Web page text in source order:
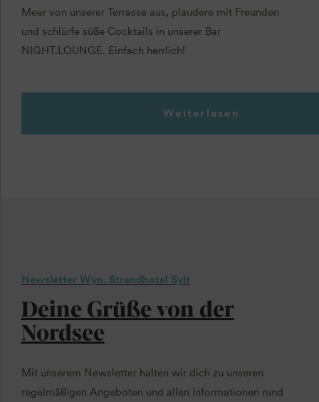
Meer von unserer Terrasse aus, plaudere mit Freunden
und schlürfe süße Cocktails in unserer Bar
NIGHT.LOUNGE. Einfach herrlich!
Weiterlesen
Newsletter Wyn. Strandhotel Sylt
Deine Grüße von der
Nordsee
Mit unserem Newsletter halten wir dich zu unseren
regelmäßigen Angeboten und allen Informationen rund